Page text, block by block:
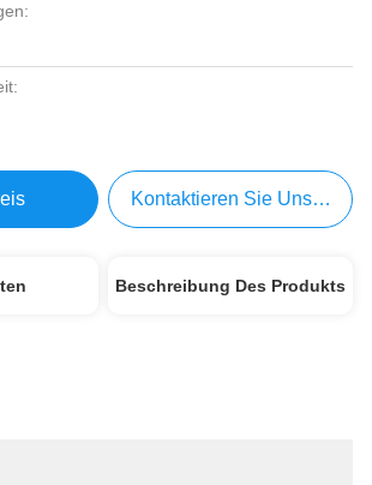
Kontaktieren Sie Uns Jetzt
Beschreibung Des Produkts